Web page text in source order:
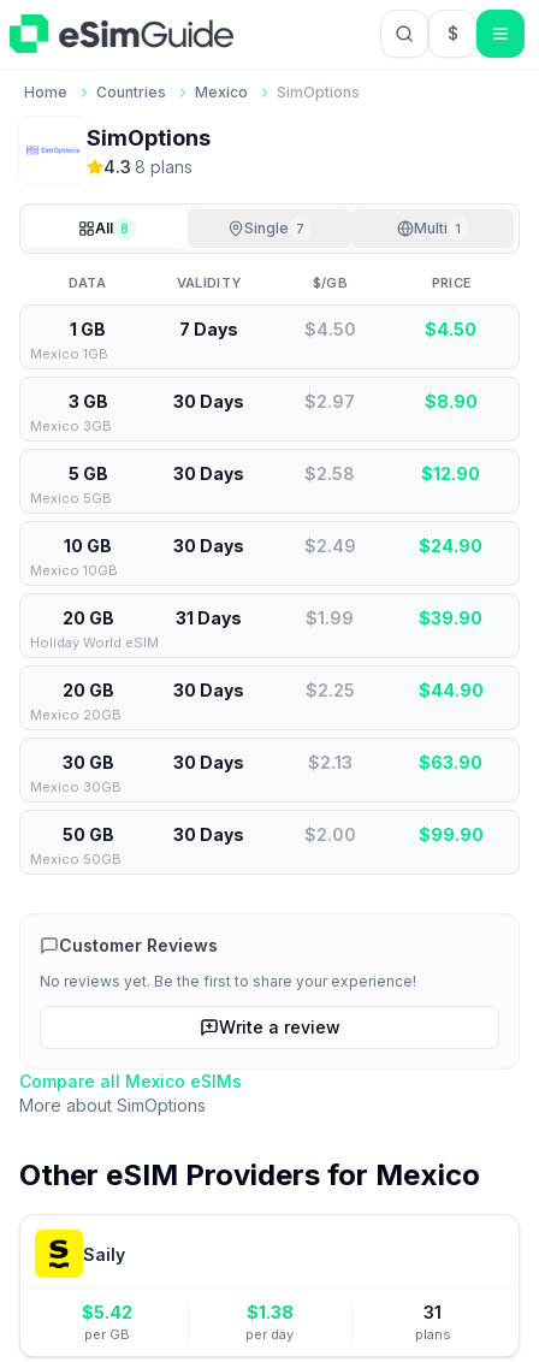
$USD US
Home Countries Mexico SimOptions
SimOptions
4.3·8 plans
All 8 Single 7 Multi 1
DATA VALIDITY $/GB PRICE
1 GB 7 Days $4.50 $4.50
Mexico 1GB
3 GB 30 Days $2.97 $8.90
Mexico 3GB
5 GB 30 Days $2.58 $12.90
Mexico 5GB
10 GB 30 Days $2.49 $24.90
Mexico 10GB
20 GB 31 Days $1.99 $39.90
Holiday World eSIM
20 GB 30 Days $2.25 $44.90
Mexico 20GB
30 GB 30 Days $2.13 $63.90
Mexico 30GB
50 GB 30 Days $2.00 $99.90
Mexico 50GB
Customer Reviews
No reviews yet. Be the first to share your experience!
Write a review
Compare all Mexico eSIMs
More about SimOptions
Other eSIM Providers for Mexico
Saily
$5.42
per GB
$1.38
per day
31
plans